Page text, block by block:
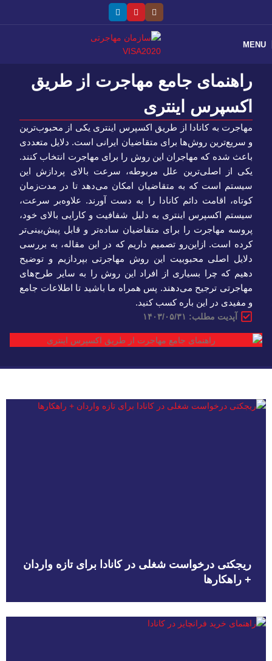
MENU
راهنمای جامع مهاجرت از طریق
اکسپرس اینتری
مهاجرت به کانادا از طریق اکسپرس اینتری یکی از محبوب‌ترین
و سریع‌ترین روش‌ها برای متقاضیان ایرانی است. دلایل متعددی
باعث شده که مهاجران این روش را برای مهاجرت انتخاب کنند.
یکی از اصلی‌ترین علل مربوطه، سرعت بالای پردازش این
سیستم است که به متقاضیان امکان می‌دهد تا در مدت‌زمان
کوتاه، اقامت دائم کانادا را به دست آورند. علاوه‌بر سرعت،
سیستم اکسپرس اینتری به دلیل شفافیت و کارایی بالای خود،
پروسه‌ مهاجرت را برای متقاضیان ساده‌تر و قابل پیش‌بینی‌تر
کرده است. ازاین‌رو تصمیم داریم که در این مقاله، به بررسی
دلایل اصلی محبوبیت این روش مهاجرتی بپردازیم و توضیح
دهیم که چرا بسیاری از افراد این روش را به سایر طرح‌های
مهاجرتی ترجیح می‌دهند. پس همراه ما باشید تا اطلاعات جامع
و مفیدی در این باره کسب کنید.
آپدیت مطلب: ۱۴۰۳/۰۵/۳۱
ریجکتی درخواست شغلی در کانادا برای تازه واردان
+ راهکارها